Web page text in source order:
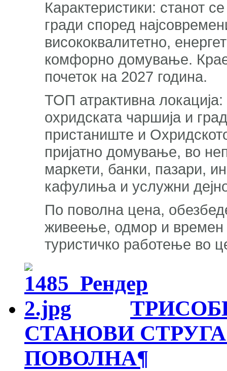
Карактеристики: станот
гради според
висококвалитетно,
комфорно домување.
почеток на 2027 година.
ТОП атрактивна
охридската чаршија и
пристаниште и
пријатно домување, во
маркети, банки, пазари,
кафулиња и услужни
По поволна цена,
живеење, одмор и времен
туристичко работење во
СТАНОВИ
ПОВОЛНА¶